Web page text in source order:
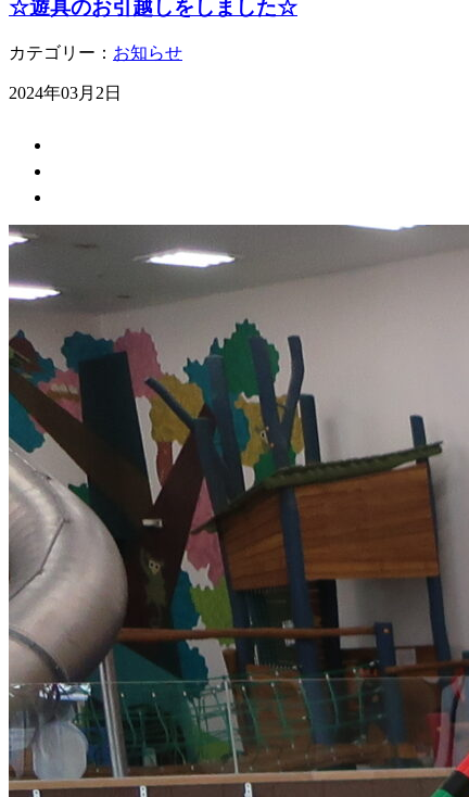
☆遊具のお引越しをしました☆
カテゴリー： お知らせ
2024年03月2日